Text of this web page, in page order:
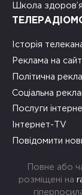
Школа здоров’я
Історія
Реклама на
Політична
Соціальна
Послуги
Інтернет-TV
Повідомити
Повне або
розміщені на